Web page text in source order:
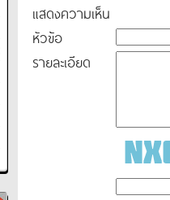
แสดงความเห็น
หัวข้อ
รายละเอียด